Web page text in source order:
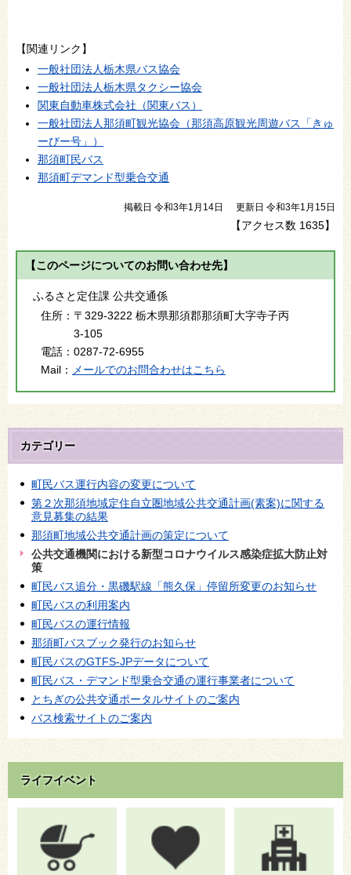
【関連リンク】
一般社団法人栃木県バス協会
一般社団法人栃木県タクシー協会
関東自動車株式会社（関東バス）
一般社団法人那須町観光協会（那須高原観光周遊バス「きゅ
ーびー号」）
那須町民バス
那須町デマンド型乗合交通
掲載日 令和3年1月14日 更新日 令和3年1月15日
【アクセス数 1635】
【このページについてのお問い合わせ先】
ふるさと定住課 公共交通係
住所： 〒329-3222 栃木県那須郡那須町大字寺子丙
3-105
電話： 0287-72-6955
Mail：
メールでのお問合わせはこちら
カテゴリー
町民バス運行内容の変更について
第２次那須地域定住自立圏地域公共交通計画(素案)に関する
意見募集の結果
那須町地域公共交通計画の策定について
公共交通機関における新型コロナウイルス感染症拡大防止対
策
町民バス追分・黒磯駅線「熊久保」停留所変更のお知らせ
町民バスの利用案内
町民バスの運行情報
那須町バスブック発行のお知らせ
町民バスのGTFS-JPデータについて
町民バス・デマンド型乗合交通の運行事業者について
とちぎの公共交通ポータルサイトのご案内
バス検索サイトのご案内
ライフイベント